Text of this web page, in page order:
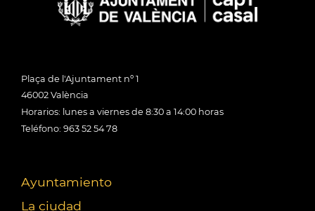
Plaça de l'Ajuntament nº 1
46002 València
Horarios: lunes a viernes de 8:30 a 14:00 horas
Teléfono: 963 52 54 78
Ayuntamiento
La ciudad